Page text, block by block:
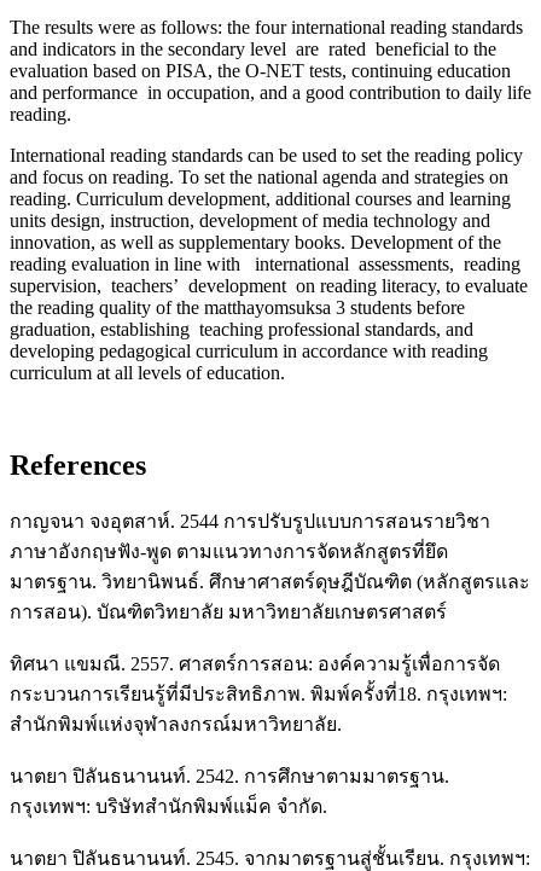
The results were as follows: the four international reading standards
and indicators in the secondary level are rated beneficial to the
evaluation based on PISA, the O-NET tests, continuing education
and performance in occupation, and a good contribution to daily life
reading.
International reading standards can be used to set the reading policy
and focus on reading. To set the national agenda and strategies on
reading. Curriculum development, additional courses and learning
units design, instruction, development of media technology and
innovation, as well as supplementary books. Development of the
reading evaluation in line with international assessments, reading
supervision, teachers’ development on reading literacy, to evaluate
the reading quality of the matthayomsuksa 3 students before
graduation, establishing teaching professional standards, and
developing pedagogical curriculum in accordance with reading
curriculum at all levels of education.
References
กาญจนา จงอุตสาห์. 2544 การปรับรูปแบบการสอนรายวิชา
ภาษาอังกฤษฟัง-พูด ตามแนวทางการจัดหลักสูตรที่ยึด
มาตรฐาน. วิทยานิพนธ์. ศึกษาศาสตร์ดุษฎีบัณฑิต (หลักสูตรและ
การสอน). บัณฑิตวิทยาลัย มหาวิทยาลัยเกษตรศาสตร์
ทิศนา แขมณี. 2557. ศาสตร์การสอน: องค์ความรู้เพื่อการจัด
กระบวนการเรียนรู้ที่มีประสิทธิภาพ. พิมพ์ครั้งที่18. กรุงเทพฯ:
สำนักพิมพ์แห่งจุฬาลงกรณ์มหาวิทยาลัย.
นาตยา ปิลันธนานนท์. 2542. การศึกษาตามมาตรฐาน.
กรุงเทพฯ: บริษัทสำนักพิมพ์แม็ค จำกัด.
นาตยา ปิลันธนานนท์. 2545. จากมาตรฐานสู่ชั้นเรียน. กรุงเทพฯ: